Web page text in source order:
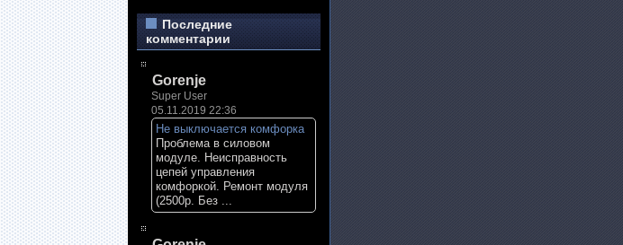
Последние
комментарии
Gorenje
Super User
05.11.2019 22:36
Не выключается комфорка
Проблема в силовом
модуле. Неисправность
цепей управления
комфоркой. Ремонт модуля
(2500р. Без ...